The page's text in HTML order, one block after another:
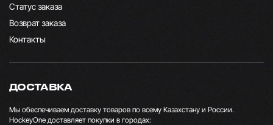
Статус заказа
Возврат заказа
Контакты
ДОСТАВКА
Мы обеспечиваем доставку товаров по всему Казахстану и России.
HockeyOne доставляет покупки в городах: